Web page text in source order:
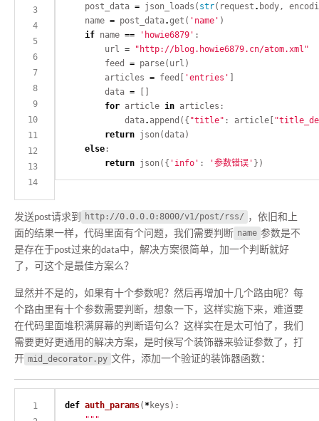
3
4
5
6
7
8
9
10
13
14
    post_data
= json_loads( str(request . body,
    name
= post_data.get( 'name'
if name == 'howie6879'
        url
=
"http://blog.howie6879.cn/atom.xml"
        feed
=
        articles
= feed[ 'entries'
        data
=
for article in
            data
. append({ "title" : article[
return
else
return json({ 'info' : '参数错误'
发送post请求到 http://0.0.0.0:8000/v1/post/rss/ ，依旧和上
面的结果一样，代码里面有个问题，我们需要判断 name 参数是不
是存在于post过来的data中，解决方案很简单，加一个判断就好
了，可这个是最佳方案么？
显然并不是的，如果有十个参数呢？然后再增加十几个路由呢？每
个路由里有十个参数需要判断，想象一下，这样实施下来，难道要
在代码里面堆积满屏幕的判断语句么？这样实在是太可怕了，我们
需要更好更通用的解决方案，是时候写个装饰器来验证参数了，打
开 mid_decorator.py 文件，添加一个验证的装饰器函数：
1
def auth_params(*